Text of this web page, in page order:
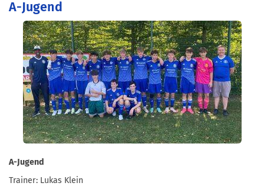
A-Jugend
A-Jugend
Trainer: Lukas Klein